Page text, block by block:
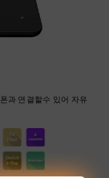
과 연결할수 있어 자유